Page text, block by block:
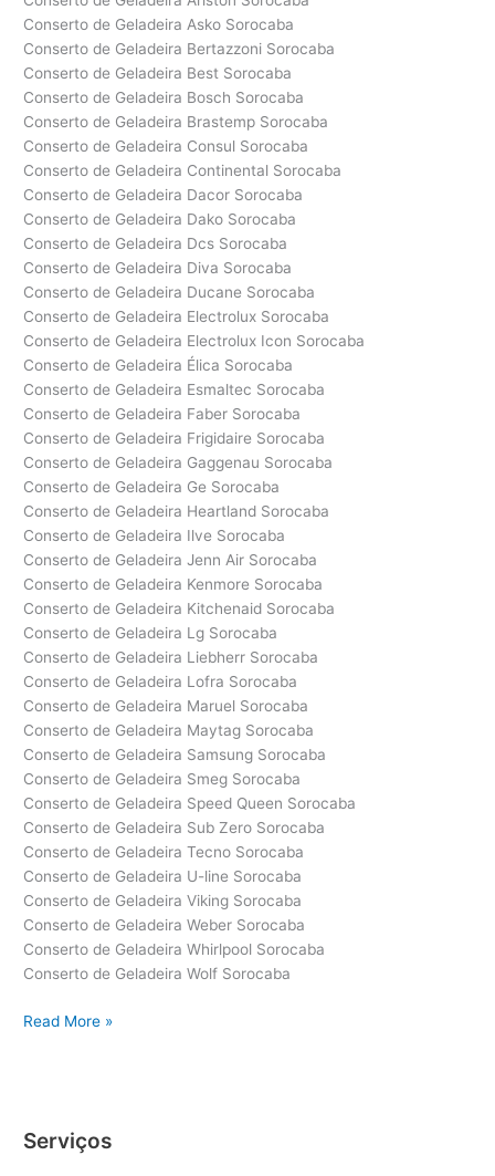
Conserto de Geladeira Asko Sorocaba
Conserto de Geladeira Bertazzoni Sorocaba
Conserto de Geladeira Best Sorocaba
Conserto de Geladeira Bosch Sorocaba
Conserto de Geladeira Brastemp Sorocaba
Conserto de Geladeira Consul Sorocaba
Conserto de Geladeira Continental Sorocaba
Conserto de Geladeira Dacor Sorocaba
Conserto de Geladeira Dako Sorocaba
Conserto de Geladeira Dcs Sorocaba
Conserto de Geladeira Diva Sorocaba
Conserto de Geladeira Ducane Sorocaba
Conserto de Geladeira Electrolux Sorocaba
Conserto de Geladeira Electrolux Icon Sorocaba
Conserto de Geladeira Élica Sorocaba
Conserto de Geladeira Esmaltec Sorocaba
Conserto de Geladeira Faber Sorocaba
Conserto de Geladeira Frigidaire Sorocaba
Conserto de Geladeira Gaggenau Sorocaba
Conserto de Geladeira Ge Sorocaba
Conserto de Geladeira Heartland Sorocaba
Conserto de Geladeira Ilve Sorocaba
Conserto de Geladeira Jenn Air Sorocaba
Conserto de Geladeira Kenmore Sorocaba
Conserto de Geladeira Kitchenaid Sorocaba
Conserto de Geladeira Lg Sorocaba
Conserto de Geladeira Liebherr Sorocaba
Conserto de Geladeira Lofra Sorocaba
Conserto de Geladeira Maruel Sorocaba
Conserto de Geladeira Maytag Sorocaba
Conserto de Geladeira Samsung Sorocaba
Conserto de Geladeira Smeg Sorocaba
Conserto de Geladeira Speed Queen Sorocaba
Conserto de Geladeira Sub Zero Sorocaba
Conserto de Geladeira Tecno Sorocaba
Conserto de Geladeira U-line Sorocaba
Conserto de Geladeira Viking Sorocaba
Conserto de Geladeira Weber Sorocaba
Conserto de Geladeira Whirlpool Sorocaba
Conserto de Geladeira Wolf Sorocaba
Conserto
Read More »
Serviços